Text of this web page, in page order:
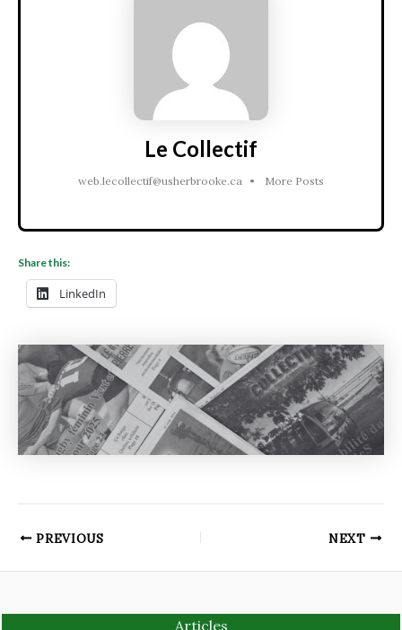
Le Collectif
web.lecollectif@usherbrooke.ca • More Posts
Share this:
LinkedIn
PREVIOUS NEXT
Articles